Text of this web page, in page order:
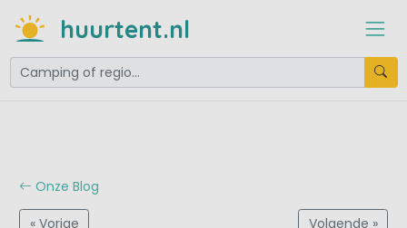
huurtent.nl
Onze Blog
« Vorige Volgende »